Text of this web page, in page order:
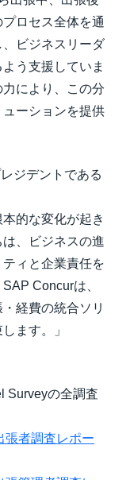
ロセス全体を通
ビジネスリーダ
う支援していま
により、この分
ーションを提供
ジデントである
的な変化が起き
、ビジネスの進
ィと企業責任を
Concurは、
経費の統合ソリ
ます。」
Surveyの全調査
張者調査レポー